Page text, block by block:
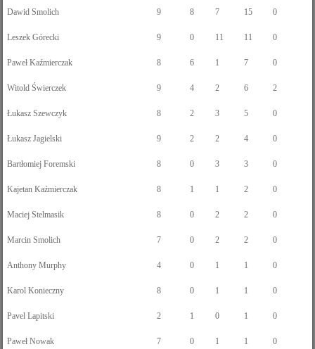
Dawid Smolich 9 8 7 15 0
Leszek Górecki 9 0 11 11 0
Paweł Kaźmierczak 8 6 1 7 0
Witold Świerczek 9 4 2 6 2
Łukasz Szewczyk 8 2 3 5 0
Łukasz Jagielski 9 2 2 4 0
Bartłomiej Foremski 8 0 3 3 0
Kajetan Kaźmierczak 8 1 1 2 0
Maciej Stelmasik 8 0 2 2 0
Marcin Smolich 7 0 2 2 0
Anthony Murphy 4 0 1 1 0
Karol Konieczny 8 0 1 1 0
Pavel Lapitski 2 1 0 1 0
Paweł Nowak 7 0 1 1 0